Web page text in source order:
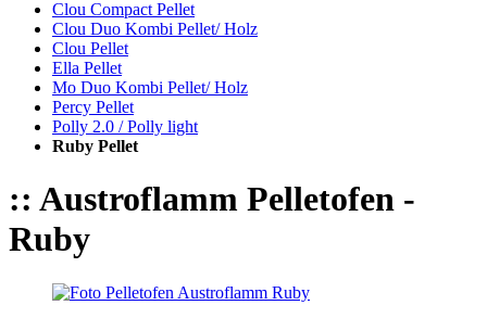
Clou Compact Pellet
Clou Duo Kombi Pellet/ Holz
Clou Pellet
Ella Pellet
Mo Duo Kombi Pellet/ Holz
Percy Pellet
Polly 2.0 / Polly light
Ruby Pellet
:: Austroflamm Pelletofen -
Ruby